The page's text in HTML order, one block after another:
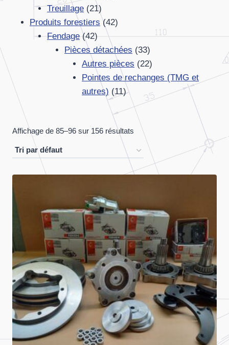
Affichage de 85–96 sur 156 résultats
Treuillage 2121
produits
Produits forestiers 4242
Fendage 4242
produits
Pièces détachées 3333
produits
Autres pièces 2222
produits
Pointes de rechanges (TMG et
autres)
1111
produits